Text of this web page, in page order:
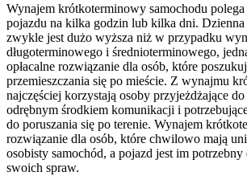
Wynajem krótkoterminowy samochodu
pojazdu na kilka godzin lub kilka dni.
zwykle jest dużo wyższa niż w przypadku
długoterminowego i średnioterminowego,
opłacalne rozwiązanie dla osób, które
przemieszczania się po mieście. Z wynajmu
najczęściej korzystają osoby przyjeżdżające
odrębnym środkiem komunikacji i
do poruszania się po terenie. Wynajem
rozwiązanie dla osób, które chwilowo mają
osobisty samochód, a pojazd jest im potrzebny
swoich spraw.